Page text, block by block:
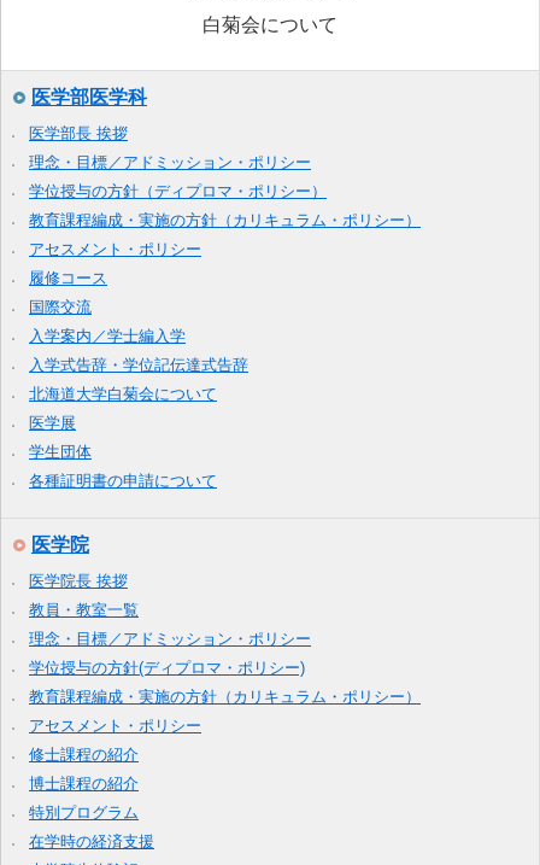
白菊会について
医学部医学科
医学部長 挨拶
理念・目標／アドミッション・ポリシー
学位授与の方針（ディプロマ・ポリシー）
教育課程編成・実施の方針（カリキュラム・ポリシー）
アセスメント・ポリシー
履修コース
国際交流
入学案内／学士編入学
入学式告辞・学位記伝達式告辞
北海道大学白菊会について
医学展
学生団体
各種証明書の申請について
医学院
医学院長 挨拶
教員・教室一覧
理念・目標／アドミッション・ポリシー
学位授与の方針(ディプロマ・ポリシー)
教育課程編成・実施の方針（カリキュラム・ポリシー）
アセスメント・ポリシー
修士課程の紹介
博士課程の紹介
特別プログラム
在学時の経済支援